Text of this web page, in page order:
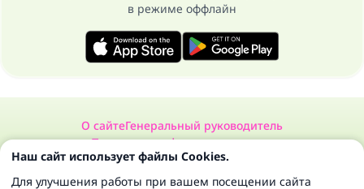
в режиме оффлайн
О сайтеГенеральный руководитель
Политика конфиденциальности
Сайт «Ислам: вопрос и ответ». Все права защищены 1997-2025 ©
Наш сайт использует файлы Cookies.
Для улучшения работы при вашем посещении сайта